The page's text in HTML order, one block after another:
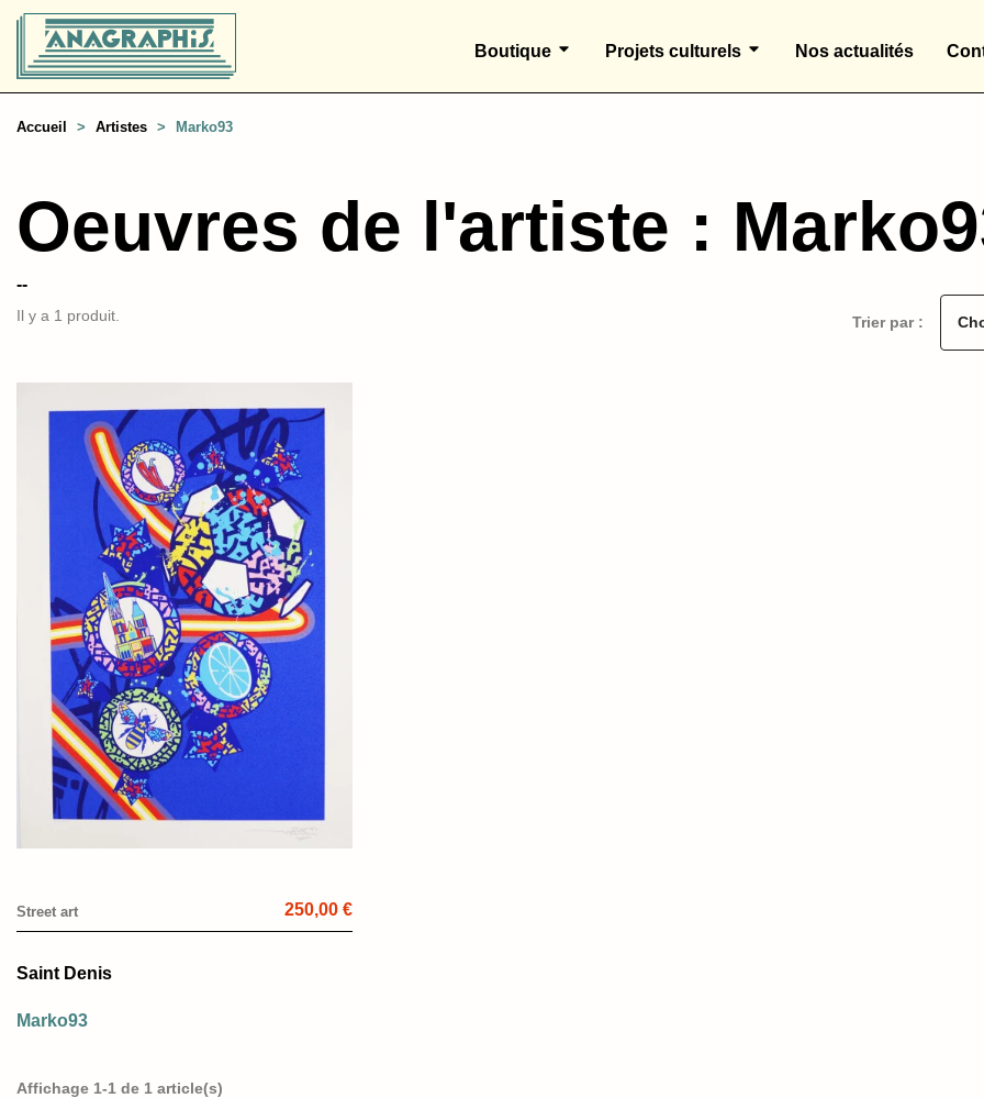
Boutique Projets culturels Nos actualités
Accueil Artistes Marko93
Oeuvres de l'artiste :
--
Il y a 1 produit. Trier par :
Street art 250,00 €
Saint Denis
Marko93
Affichage 1-1 de 1 article(s)